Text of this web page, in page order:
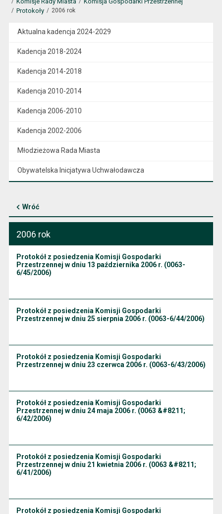
Protokoły
2006 rok
Aktualna kadencja 2024-2029
Kadencja 2018-2024
Kadencja 2014-2018
Kadencja 2010-2014
Kadencja 2006-2010
Kadencja 2002-2006
Młodzieżowa Rada Miasta
Obywatelska Inicjatywa Uchwałodawcza
Wróć
2006 rok
Protokół z posiedzenia Komisji Gospodarki
Przestrzennej w dniu 13 października 2006 r. (0063-
6/45/2006)
Protokół z posiedzenia Komisji Gospodarki
Przestrzennej w dniu 25 sierpnia 2006 r. (0063-6/44/2006)
Protokół z posiedzenia Komisji Gospodarki
Przestrzennej w dniu 23 czerwca 2006 r. (0063-6/43/2006)
Protokół z posiedzenia Komisji Gospodarki
Przestrzennej w dniu 24 maja 2006 r. (0063 &#8211;
6/42/2006)
Protokół z posiedzenia Komisji Gospodarki
Przestrzennej w dniu 21 kwietnia 2006 r. (0063 &#8211;
6/41/2006)
Protokół z posiedzenia Komisji Gospodarki